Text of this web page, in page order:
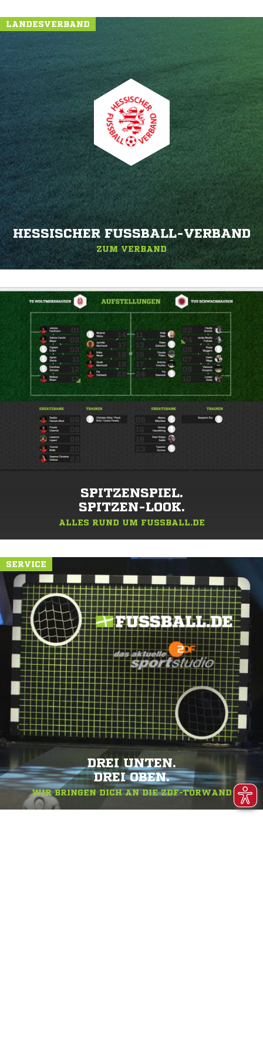
LANDESVERBAND
HESSISCHER FUSSBALL-VERBAND
ZUM VERBAND
SPITZENSPIEL.
SPITZEN-LOOK.
ALLES RUND UM FUSSBALL.DE
SERVICE
DREI UNTEN.
DREI OBEN.
WIR BRINGEN DICH AN DIE ZDF-TORWAND